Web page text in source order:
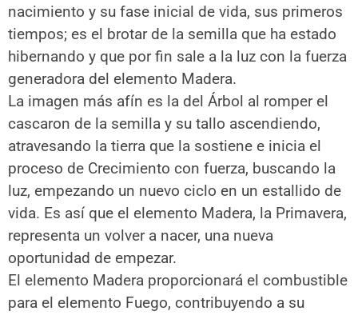
nacimiento y su fase inicial de vida, sus primeros
tiempos; es el brotar de la semilla que ha estado
hibernando y que por fin sale a la luz con la fuerza
generadora del elemento Madera.
La imagen más afín es la del Árbol al romper el
cascaron de la semilla y su tallo ascendiendo,
atravesando la tierra que la sostiene e inicia el
proceso de Crecimiento con fuerza, buscando la
luz, empezando un nuevo ciclo en un estallido de
vida. Es así que el elemento Madera, la Primavera,
representa un volver a nacer, una nueva
oportunidad de empezar.
El elemento Madera proporcionará el combustible
para el elemento Fuego, contribuyendo a su